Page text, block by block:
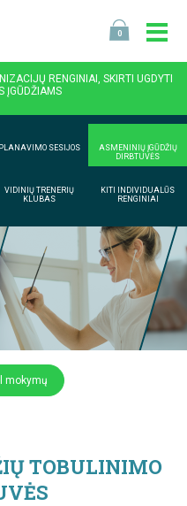
0
RENGINIAI, SKIRTI UGDYTI
ĮGŪDŽIAMS
PLANAVIMO SESIJOS
ASMENINIŲ ĮGŪDŽIŲ
DIRBTUVĖS
VIDINIŲ TRENERIŲ
KLUBAS
KITI INDIVIDUALŪS
RENGINIAI
mokymų
TOBULINIMO